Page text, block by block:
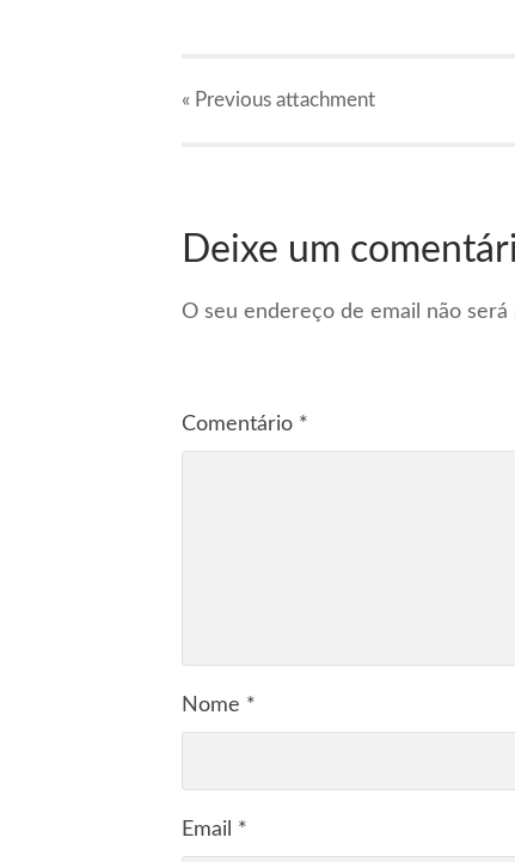
« Previous attachment
Deixe um
O seu endereço de email não será
Comentário *
Nome *
Email *